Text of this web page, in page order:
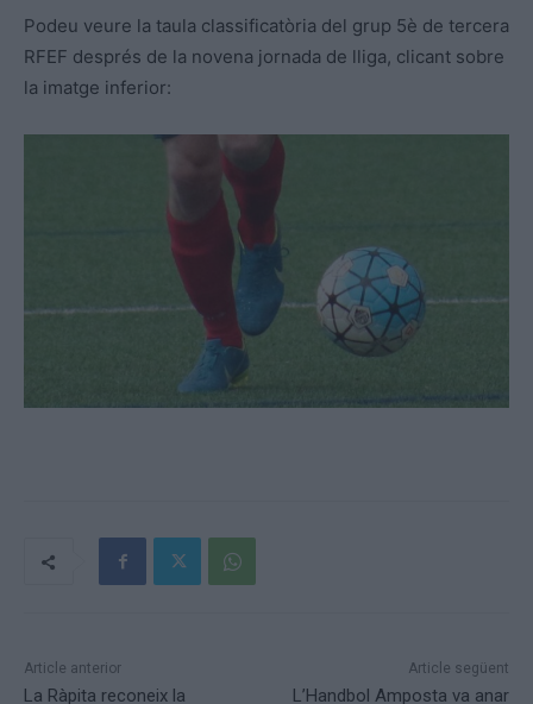
Podeu veure la taula classificatòria del grup 5è de tercera
RFEF després de la novena jornada de lliga, clicant sobre
la imatge inferior:
Article anterior
La Ràpita reconeix la
Article següent
L’Handbol Amposta va anar